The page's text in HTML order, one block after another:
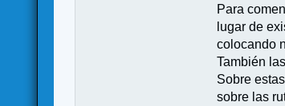
Para
lugar de
colocando
También
Sobre
sobre las